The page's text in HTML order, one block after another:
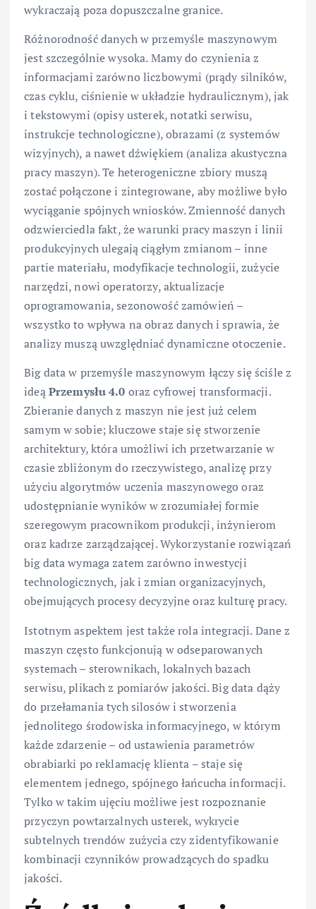
wykraczają poza dopuszczalne granice.
Różnorodność danych w przemyśle maszynowym
jest szczególnie wysoka. Mamy do czynienia z
informacjami zarówno liczbowymi (prądy silników,
czas cyklu, ciśnienie w układzie hydraulicznym), jak
i tekstowymi (opisy usterek, notatki serwisu,
instrukcje technologiczne), obrazami (z systemów
wizyjnych), a nawet dźwiękiem (analiza akustyczna
pracy maszyn). Te heterogeniczne zbiory muszą
zostać połączone i zintegrowane, aby możliwe było
wyciąganie spójnych wniosków. Zmienność danych
odzwierciedla fakt, że warunki pracy maszyn i linii
produkcyjnych ulegają ciągłym zmianom – inne
partie materiału, modyfikacje technologii, zużycie
narzędzi, nowi operatorzy, aktualizacje
oprogramowania, sezonowość zamówień –
wszystko to wpływa na obraz danych i sprawia, że
analizy muszą uwzględniać dynamiczne otoczenie.
Big data w przemyśle maszynowym łączy się ściśle z
ideąPrzemysłu 4.0 oraz cyfrowej transformacji.
Zbieranie danych z maszyn nie jest już celem
samym w sobie; kluczowe staje się stworzenie
architektury, która umożliwi ich przetwarzanie w
czasie zbliżonym do rzeczywistego, analizę przy
użyciu algorytmów uczenia maszynowego oraz
udostępnianie wyników w zrozumiałej formie
szeregowym pracownikom produkcji, inżynierom
oraz kadrze zarządzającej. Wykorzystanie rozwiązań
big data wymaga zatem zarówno inwestycji
technologicznych, jak i zmian organizacyjnych,
obejmujących procesy decyzyjne oraz kulturę pracy.
Istotnym aspektem jest także rola integracji. Dane z
maszyn często funkcjonują w odseparowanych
systemach – sterownikach, lokalnych bazach
serwisu, plikach z pomiarów jakości. Big data dąży
do przełamania tych silosów i stworzenia
jednolitego środowiska informacyjnego, w którym
każde zdarzenie – od ustawienia parametrów
obrabiarki po reklamację klienta – staje się
elementem jednego, spójnego łańcucha informacji.
Tylko w takim ujęciu możliwe jest rozpoznanie
przyczyn powtarzalnych usterek, wykrycie
subtelnych trendów zużycia czy zidentyfikowanie
kombinacji czynników prowadzących do spadku
jakości.